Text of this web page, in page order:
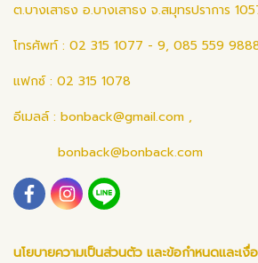
ต.บางเสาธง อ.บางเสาธง จ.สมุทรปราการ
โทรศัพท์ : 02 315 1077 - 9, 085 559
แฟกซ์ : 02 315 1078
อีเมลล์ : bonback@gmail.com ,
bonback@bonback.com
นโยบายความเป็นส่วนตัว และข้อกำหนดและเงื่